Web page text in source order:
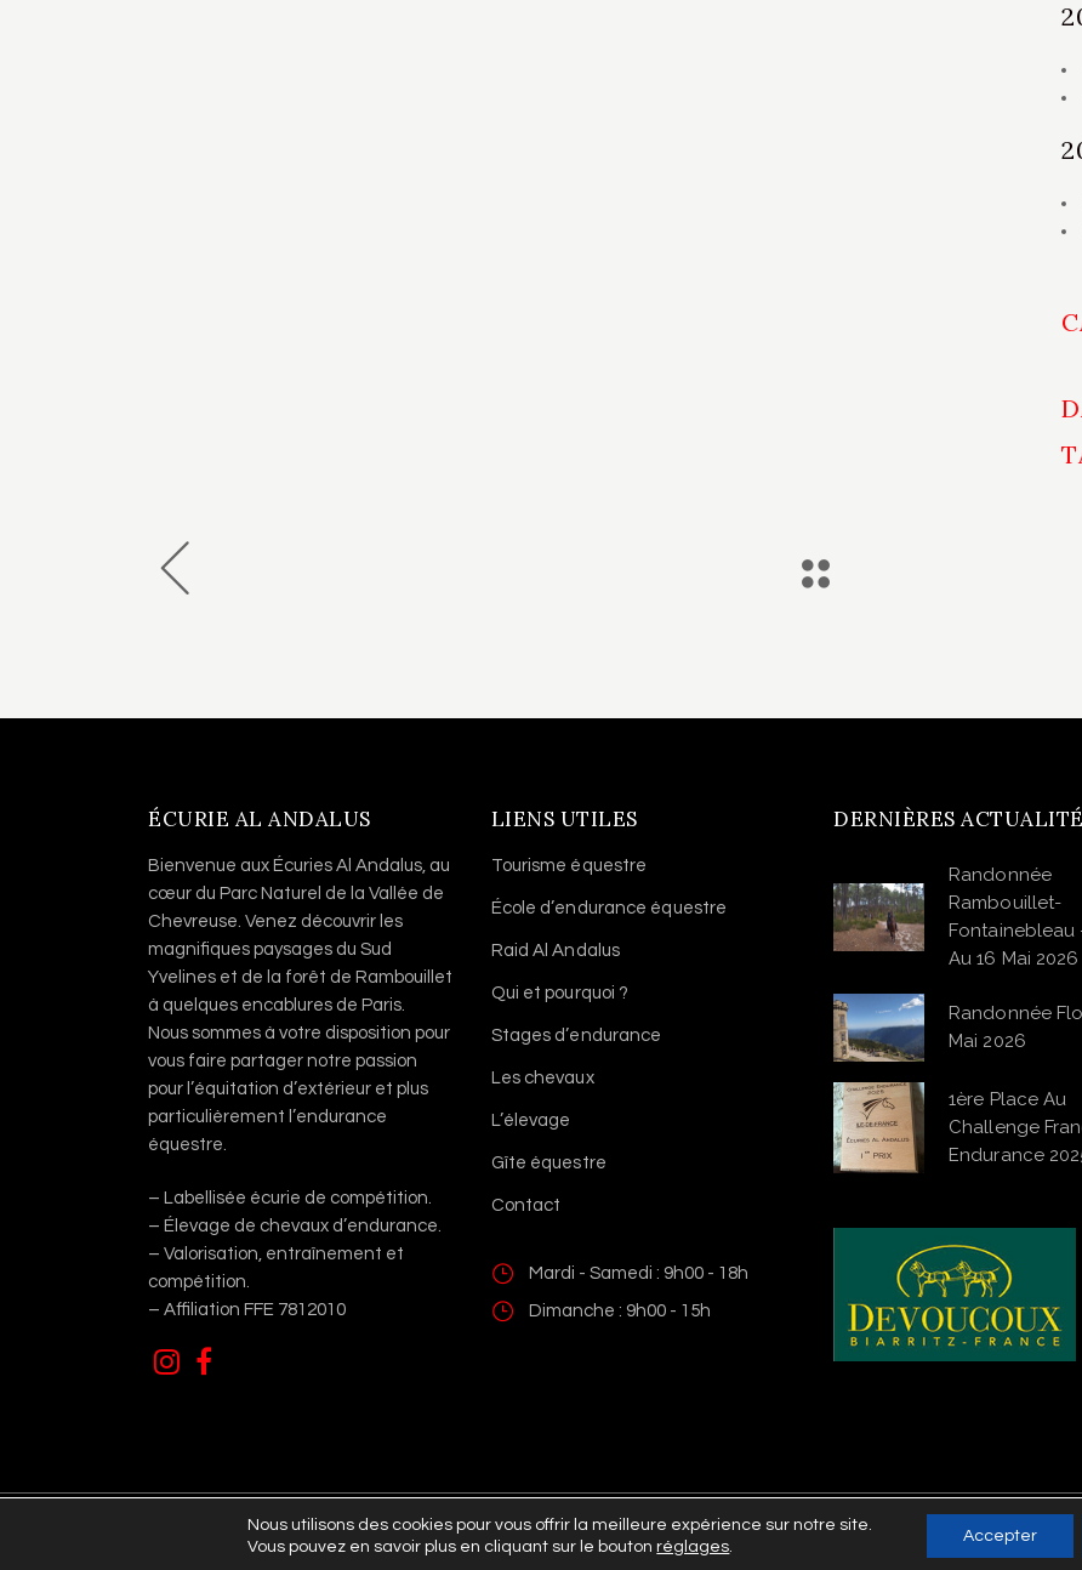
ÉCURIE AL ANDALUS
Bienvenue aux Écuries Al Andalus, au
cœur du Parc Naturel de la Vallée de
Chevreuse. Venez découvrir les
magnifiques paysages du Sud
Yvelines et de la forêt de Rambouillet
à quelques encablures de Paris.
Nous sommes à votre disposition pour
vous faire partager notre passion
pour l’équitation d’extérieur et plus
particulièrement l’endurance
équestre.
– Labellisée écurie de compétition.
– Élevage de chevaux d’endurance.
– Valorisation, entraînement et
compétition.
– Affiliation FFE 7812010
LIENS UTILES
Tourisme équestre
École d’endurance équestre
Raid Al Andalus
Qui et pourquoi ?
Stages d’endurance
Les chevaux
L’élevage
Gîte équestre
Contact
Mardi - Samedi : 9h00 - 18h
Dimanche : 9h00 - 15h
DERNIÈRES
Randonnée
Rambouillet-
Fontainebleau
Au 16 Mai 2026
Randonnée
Mai 2026
1ère Place Au
Challenge
Endurance
© 2021 Écuries Al Andalus,
Nous utilisons des cookies pour vous offrir la meilleure expérience sur notre site.
Vous pouvez en savoir plus en cliquant sur le boutonréglages.
Accepter